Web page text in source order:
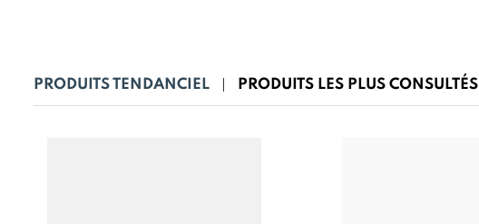
PRODUITS TENDANCIEL PRODUITS LES PLUS CONSULTÉS